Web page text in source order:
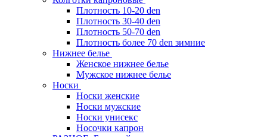
Плотность 10-20 den
Плотность 30-40 den
Плотность 50-70 den
Плотность более 70 den зимние
Нижнее белье
Женское нижнее белье
Мужское нижнее белье
Носки
Носки женские
Носки мужские
Носки унисекс
Носочки капрон